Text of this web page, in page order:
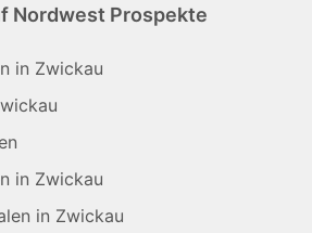
Nordwest Prospekte
in Zwickau
in Zwickau
in Zwickau